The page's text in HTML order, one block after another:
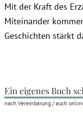
Mit der Kraft des
Miteinander
Geschichten stärkt
Ein eigenes Buch
nach Vereinbarung / auch